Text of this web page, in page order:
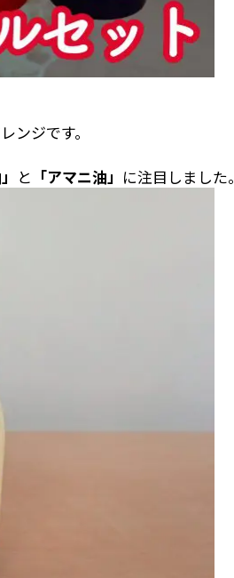
ンジです。
と 「アマニ油」 に注目しました。